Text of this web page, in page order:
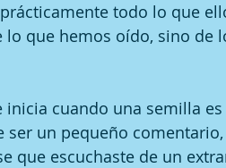
todo lo que
que hemos oído, sino de
cuando una semilla
ser un pequeño
que escuchaste de un